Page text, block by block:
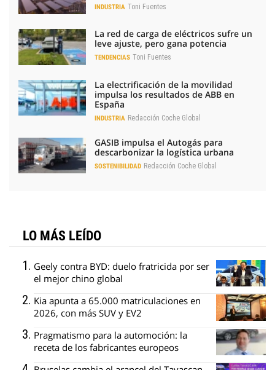
INDUSTRIA Toni Fuentes
La red de carga de eléctricos sufre un
leve ajuste, pero gana potencia
TENDENCIAS Toni Fuentes
La electrificación de la movilidad
impulsa los resultados de ABB en
España
INDUSTRIA Redacción Coche Global
GASIB impulsa el Autogás para
descarbonizar la logística urbana
SOSTENIBILIDAD Redacción Coche Global
LO MÁS LEÍDO
Geely contra BYD: duelo fratricida por ser
el mejor chino global
Kia apunta a 65.000 matriculaciones en
2026, con más SUV y EV2
Pragmatismo para la automoción: la
receta de los fabricantes europeos